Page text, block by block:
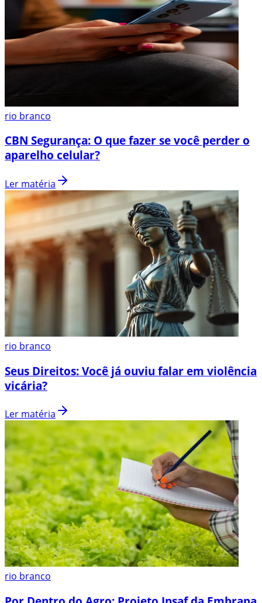
rio branco
CBN Segurança: O que fazer se você perder o
aparelho celular?
Ler matéria
rio branco
Seus Direitos: Você já ouviu falar em violência
vicária?
Ler matéria
rio branco